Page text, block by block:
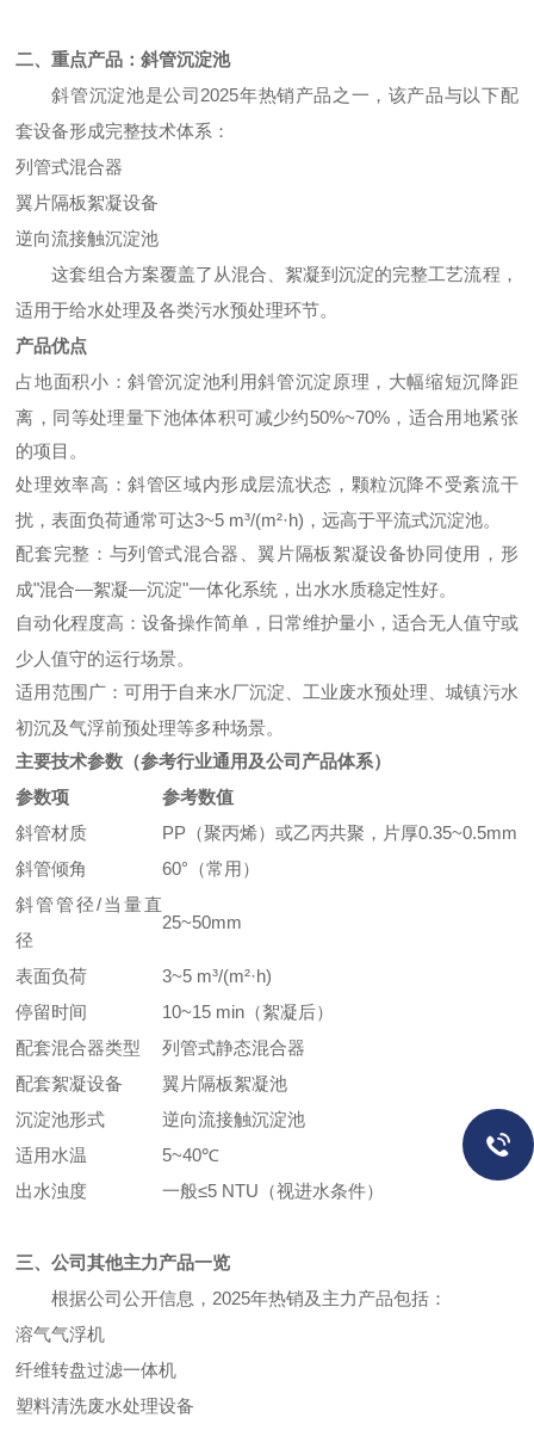
二、重点产品：斜管沉淀池
斜管沉淀池是公司2025年热销产品之一，该产品与以下配
套设备形成完整技术体系：
列管式混合器
翼片隔板絮凝设备
逆向流接触沉淀池
这套组合方案覆盖了从混合、絮凝到沉淀的完整工艺流程，
适用于给水处理及各类污水预处理环节。
产品优点
占地面积小：斜管沉淀池利用斜管沉淀原理，大幅缩短沉降距
离，同等处理量下池体体积可减少约50%~70%，适合用地紧张
的项目。
处理效率高：斜管区域内形成层流状态，颗粒沉降不受紊流干
扰，表面负荷通常可达3~5 m³/(m²·h)，远高于平流式沉淀池。
配套完整：与列管式混合器、翼片隔板絮凝设备协同使用，形
成"混合—絮凝—沉淀"一体化系统，出水水质稳定性好。
自动化程度高：设备操作简单，日常维护量小，适合无人值守或
少人值守的运行场景。
适用范围广：可用于自来水厂沉淀、工业废水预处理、城镇污水
初沉及气浮前预处理等多种场景。
主要技术参数（参考行业通用及公司产品体系）
参数项
参考数值
斜管材质
PP（聚丙烯）或乙丙共聚，片厚0.35~0.5mm
斜管倾角
60°（常用）
斜管管径/当量直
径
25~50mm
表面负荷
3~5 m³/(m²·h)
停留时间
10~15 min（絮凝后）
配套混合器类型
列管式静态混合器
配套絮凝设备
翼片隔板絮凝池
沉淀池形式
逆向流接触沉淀池
适用水温
5~40℃
出水浊度
一般≤5 NTU（视进水条件）
三、公司其他主力产品一览
根据公司公开信息，2025年热销及主力产品包括：
溶气气浮机
纤维转盘过滤一体机
塑料清洗废水处理设备